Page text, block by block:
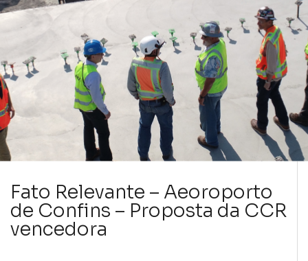
Fato Relevante – Aeoroporto
de Confins – Proposta da CCR
vencedora